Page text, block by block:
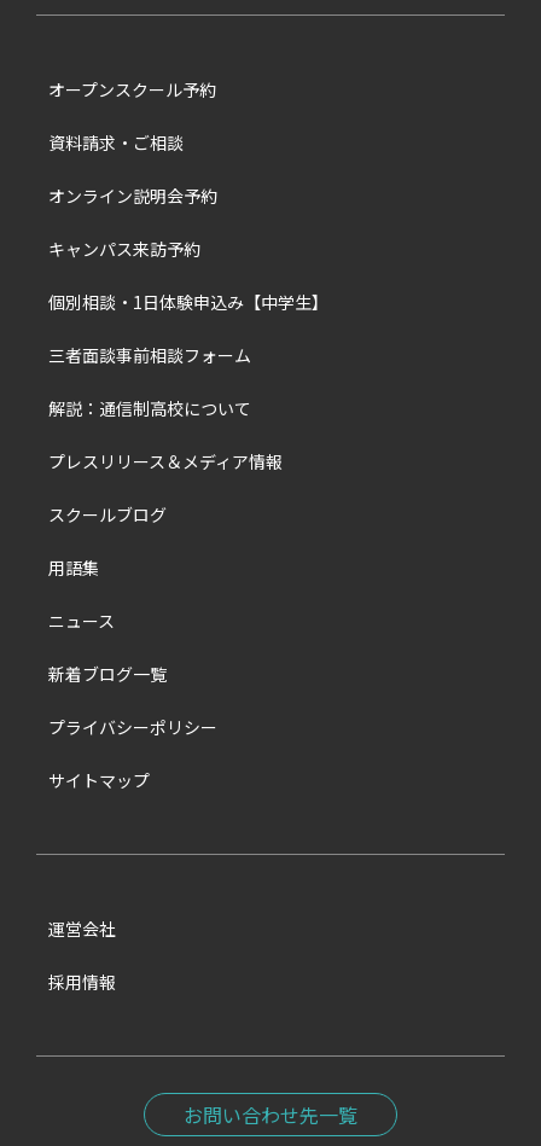
オープンスクール予約
資料請求・ご相談
オンライン説明会予約
キャンパス来訪予約
個別相談・1日体験申込み【中学生】
三者面談事前相談フォーム
解説：通信制高校について
プレスリリース＆メディア情報
スクールブログ
用語集
ニュース
新着ブログ一覧
プライバシーポリシー
サイトマップ
運営会社
採用情報
お問い合わせ先一覧